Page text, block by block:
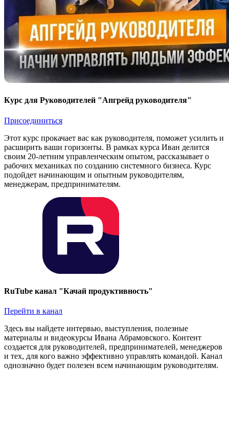
Курс для Руководителей "Апгрейд руководителя"
Присоединиться
Этот курс прокачает вас как руководителя, поможет усилить и
расширить ваши горизонты. В рамках курса Иван делится
своим 20-летним управленческим опытом, рассказывает о
рабочих механиках по созданию системного бизнеса. Курс
подойдет начинающим и опытным руководителям,
менеджерам, предпринимателям.
RuTube канал "Качай продуктивность"
Перейти в канал
Здесь вы найдете интервью, выступления, полезные
материалы и видеокурсы Ивана Абрамовского. Контент
создается для руководителей, предпринимателей, менеджеров
и тех, для кого важно эффективно управлять командой. Канал
однозначно будет полезен всем начинающим руководителям.